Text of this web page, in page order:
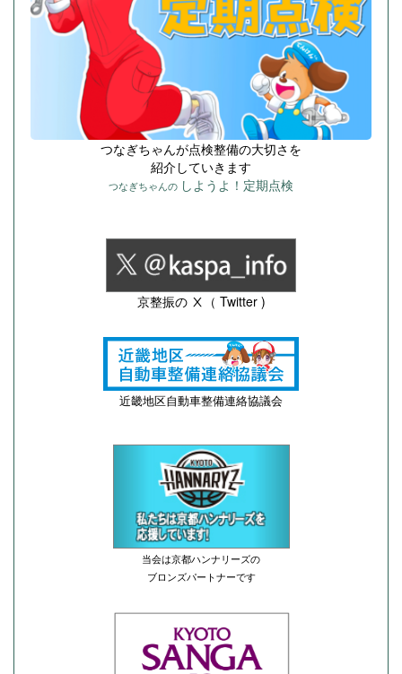
つなぎちゃんが点検整備の大切さを
紹介していきます
つなぎちゃんの しようよ！定期点検
京整振の Ⅹ（ Twitter )
近畿地区自動車整備連絡協議会
当会は京都ハンナリーズの
ブロンズパートナーです